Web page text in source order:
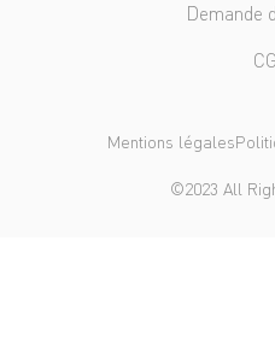
Demande
Mentions légales
©2023 All